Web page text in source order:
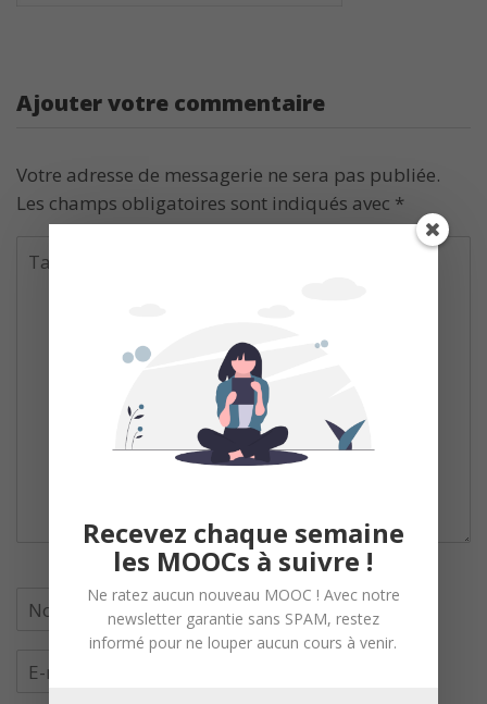
Ajouter votre commentaire
Votre adresse de messagerie ne sera pas publiée.
Les champs obligatoires sont indiqués avec *
Recevez chaque semaine
les MOOCs à suivre !
Ne ratez aucun nouveau MOOC ! Avec notre
newsletter garantie sans SPAM, restez
informé pour ne louper aucun cours à venir.